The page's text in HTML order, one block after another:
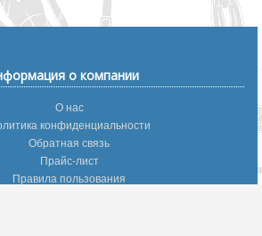
о компании
О нас
конфиденциальности
Обратная связь
Прайс-лист
Правила пользования